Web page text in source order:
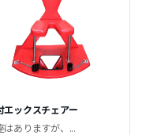
エックスチェアー
はありますが、...